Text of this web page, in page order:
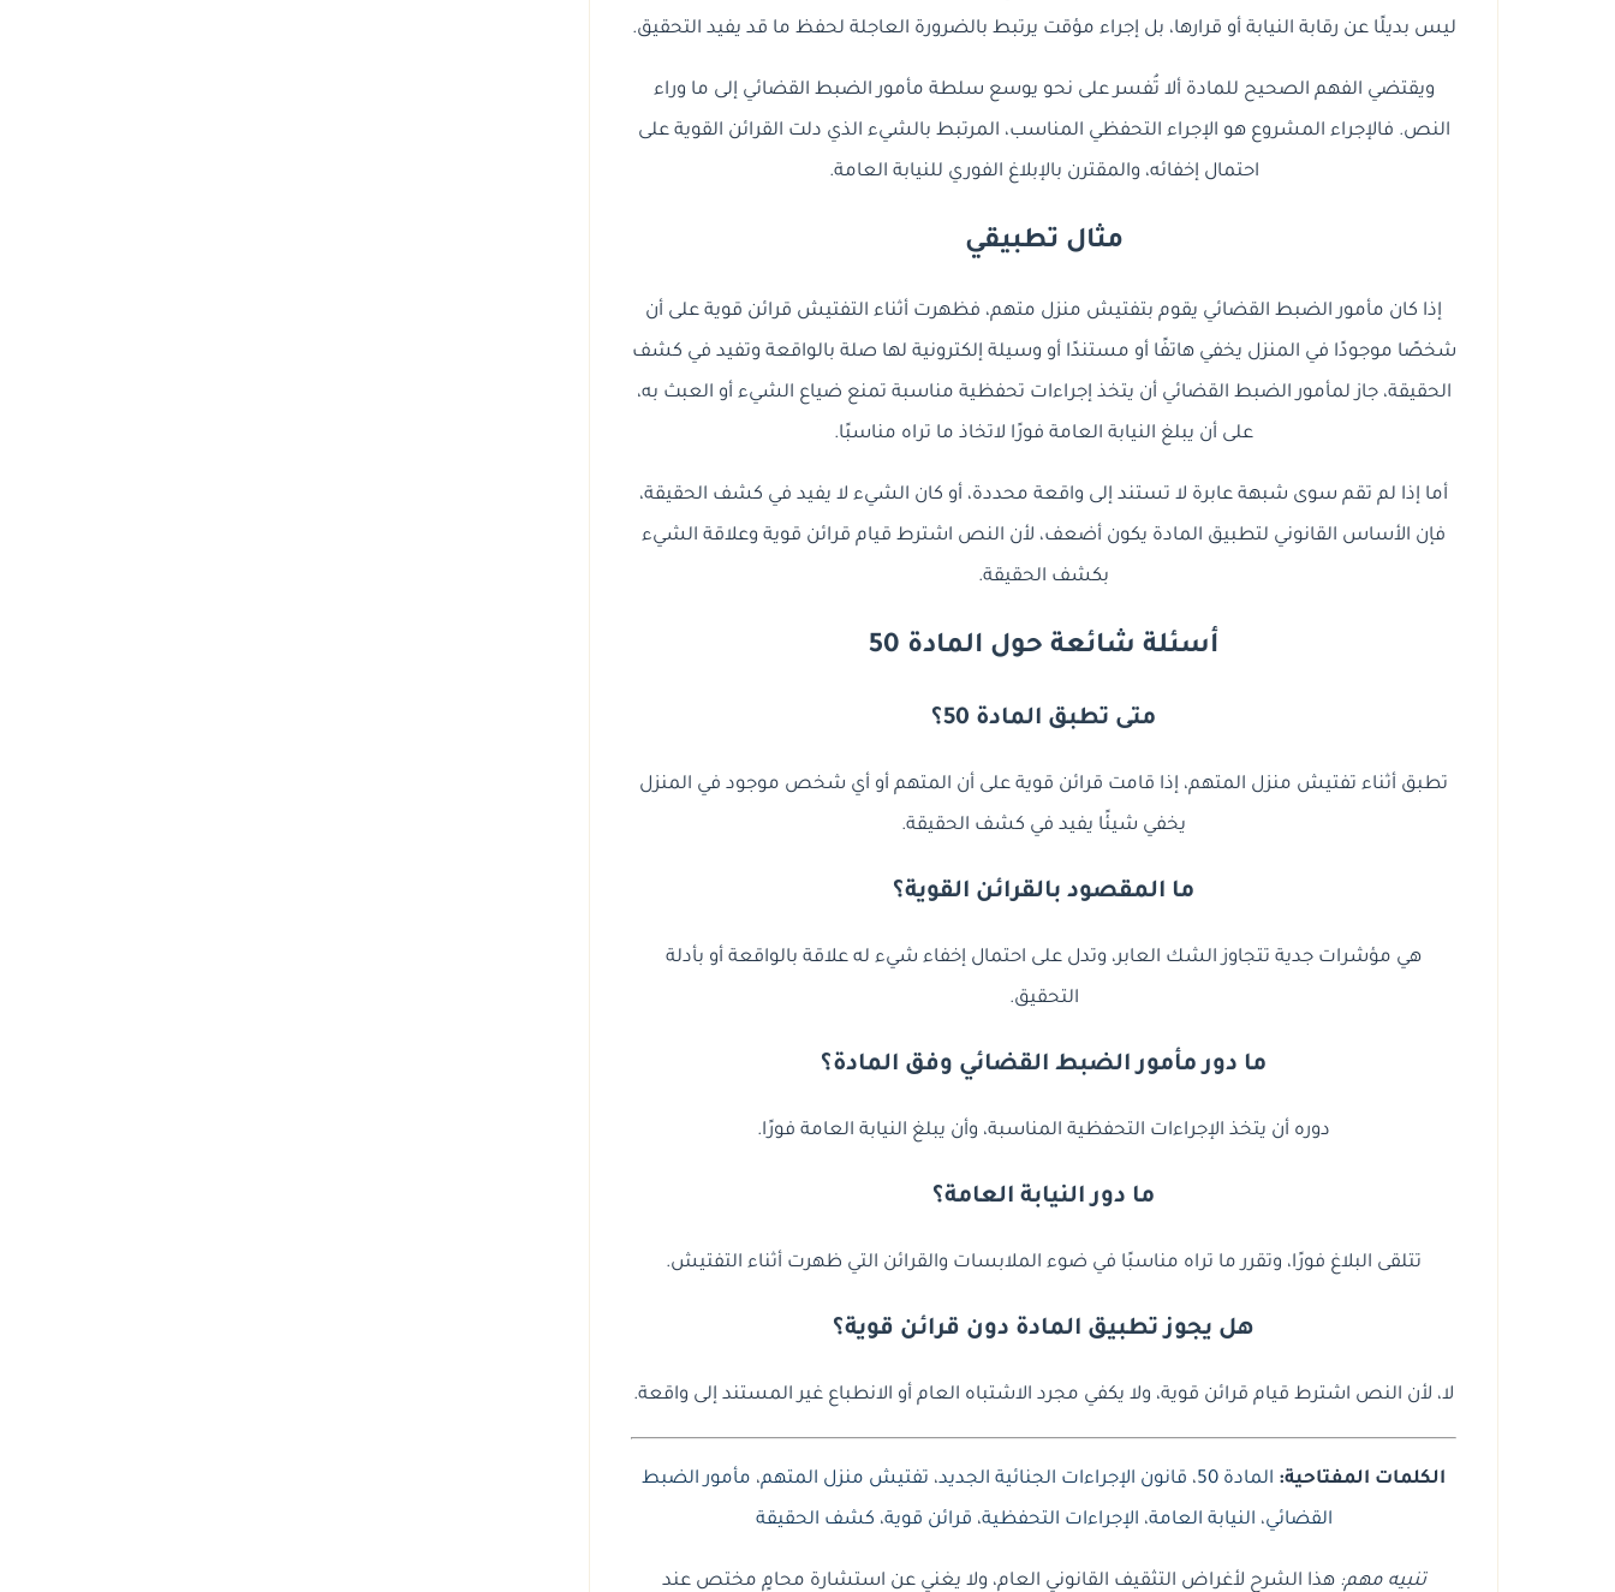
ليس بديلًا عن رقابة النيابة أو قرارها، بل إجراء مؤقت يرتبط بالضرورة العاجلة لحفظ ما قد يفيد التحقيق.
ويقتضي الفهم الصحيح للمادة ألا تُفسر على نحو يوسع سلطة مأمور الضبط القضائي إلى ما وراء
النص. فالإجراء المشروع هو الإجراء التحفظي المناسب، المرتبط بالشيء الذي دلت القرائن القوية على
احتمال إخفائه، والمقترن بالإبلاغ الفوري للنيابة العامة.
مثال تطبيقي
إذا كان مأمور الضبط القضائي يقوم بتفتيش منزل متهم، فظهرت أثناء التفتيش قرائن قوية على أن
شخصًا موجودًا في المنزل يخفي هاتفًا أو مستندًا أو وسيلة إلكترونية لها صلة بالواقعة وتفيد في كشف
الحقيقة، جاز لمأمور الضبط القضائي أن يتخذ إجراءات تحفظية مناسبة تمنع ضياع الشيء أو العبث به،
على أن يبلغ النيابة العامة فورًا لاتخاذ ما تراه مناسبًا.
أما إذا لم تقم سوى شبهة عابرة لا تستند إلى واقعة محددة، أو كان الشيء لا يفيد في كشف الحقيقة،
فإن الأساس القانوني لتطبيق المادة يكون أضعف، لأن النص اشترط قيام قرائن قوية وعلاقة الشيء
بكشف الحقيقة.
أسئلة شائعة حول المادة 50
متى تطبق المادة 50؟
تطبق أثناء تفتيش منزل المتهم، إذا قامت قرائن قوية على أن المتهم أو أي شخص موجود في المنزل
يخفي شيئًا يفيد في كشف الحقيقة.
ما المقصود بالقرائن القوية؟
هي مؤشرات جدية تتجاوز الشك العابر، وتدل على احتمال إخفاء شيء له علاقة بالواقعة أو بأدلة
التحقيق.
ما دور مأمور الضبط القضائي وفق المادة؟
دوره أن يتخذ الإجراءات التحفظية المناسبة، وأن يبلغ النيابة العامة فورًا.
ما دور النيابة العامة؟
تتلقى البلاغ فورًا، وتقرر ما تراه مناسبًا في ضوء الملابسات والقرائن التي ظهرت أثناء التفتيش.
هل يجوز تطبيق المادة دون قرائن قوية؟
لا، لأن النص اشترط قيام قرائن قوية، ولا يكفي مجرد الاشتباه العام أو الانطباع غير المستند إلى واقعة.
الكلمات المفتاحية: المادة 50 ، قانون الإجراءات الجنائية الجديد، تفتيش منزل المتهم، مأمور الضبط
القضائي، النيابة العامة، الإجراءات التحفظية، قرائن قوية، كشف الحقيقة
تنبيه مهم: هذا الشرح لأغراض التثقيف القانوني العام، ولا يغني عن استشارة محامٍ مختص عند